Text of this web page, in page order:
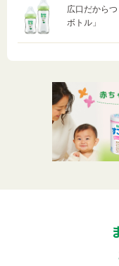
広口だから
ボトル」